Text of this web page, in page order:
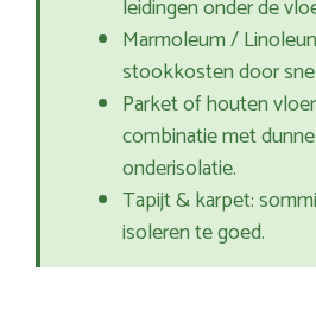
leidingen onder de
Marmoleum /
stookkosten door
Parket of houten
combinatie met
onderisolatie.
Tapijt & karpet:
isoleren te goed.